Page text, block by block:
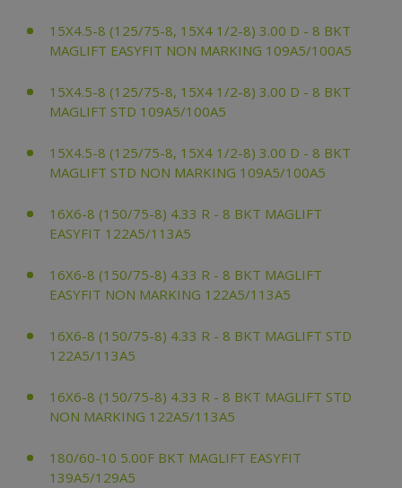
15X4.5-8 (125/75-8, 15X4 1/2-8) 3.00 D - 8 BKT
MAGLIFT EASYFIT NON MARKING 109A5/100A5
15X4.5-8 (125/75-8, 15X4 1/2-8) 3.00 D - 8 BKT
MAGLIFT STD 109A5/100A5
15X4.5-8 (125/75-8, 15X4 1/2-8) 3.00 D - 8 BKT
MAGLIFT STD NON MARKING 109A5/100A5
16X6-8 (150/75-8) 4.33 R - 8 BKT MAGLIFT
EASYFIT 122A5/113A5
16X6-8 (150/75-8) 4.33 R - 8 BKT MAGLIFT
EASYFIT NON MARKING 122A5/113A5
16X6-8 (150/75-8) 4.33 R - 8 BKT MAGLIFT STD
122A5/113A5
16X6-8 (150/75-8) 4.33 R - 8 BKT MAGLIFT STD
NON MARKING 122A5/113A5
180/60-10 5.00F BKT MAGLIFT EASYFIT
139A5/129A5